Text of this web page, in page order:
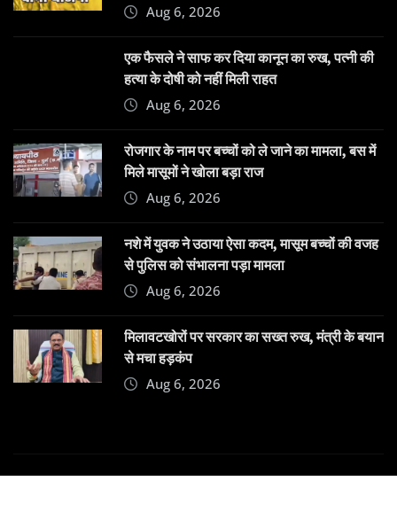
Aug 6, 2026
एक फैसले ने साफ कर दिया कानून का रुख, पत्नी की
हत्या के दोषी को नहीं मिली राहत
Aug 6, 2026
रोजगार के नाम पर बच्चों को ले जाने का मामला, बस में
मिले मासूमों ने खोला बड़ा राज
Aug 6, 2026
नशे में युवक ने उठाया ऐसा कदम, मासूम बच्चों की वजह
से पुलिस को संभालना पड़ा मामला
Aug 6, 2026
मिलावटखोरों पर सरकार का सख्त रुख, मंत्री के बयान
से मचा हड़कंप
Aug 6, 2026